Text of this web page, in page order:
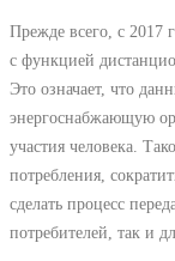
Прежде всего, с 2017
с функцией
Это означает, что
энергоснабжающую
участия человека.
потребления,
сделать процесс
потребителей, так и